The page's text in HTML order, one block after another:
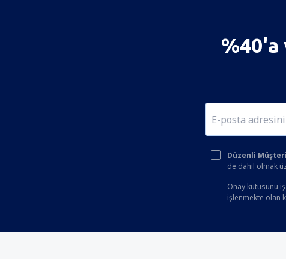
George Town Penang Havaalanı (PEN)
Düzenli
de dahil olmak
Onay kutusunu
işlenmekte olan